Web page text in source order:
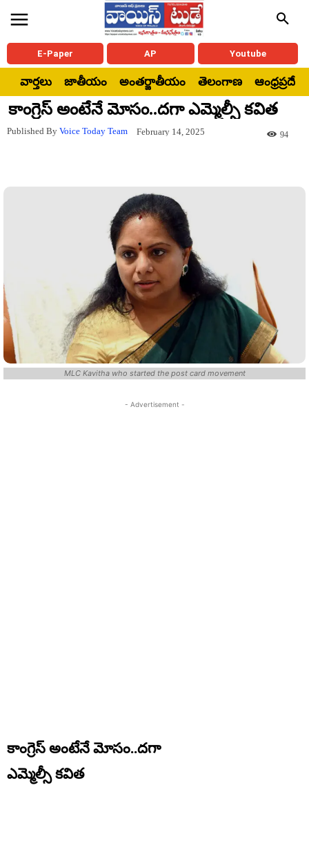
E-Paper AP Youtube
వార్తలు జాతీయం అంతర్జాతీయం తెలంగాణ ఆంధ్రప్రదేశ్
కాంగ్రెస్ అంటేనే మోసం..దగా ఎమ్మెల్సీ కవిత
Published By Voice Today Team February 14, 2025 94
MLC Kavitha who started the post card movement
- Advertisement -
కాంగ్రెస్ అంటేనే మోసం..దగా
ఎమ్మెల్సీ కవిత